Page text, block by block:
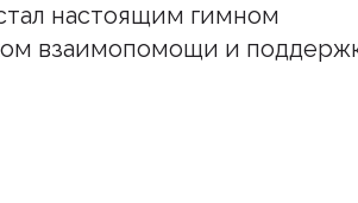
настоящим гимном
взаимопомощи и